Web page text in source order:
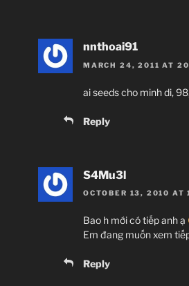
nnthoai91
MARCH 24, 2011 AT
ai seeds cho minh di,
Reply
S4Mu3l
OCTOBER 13, 2010 AT
Bao h mới có tiếp anh ạ
Em đang muốn xem
Reply